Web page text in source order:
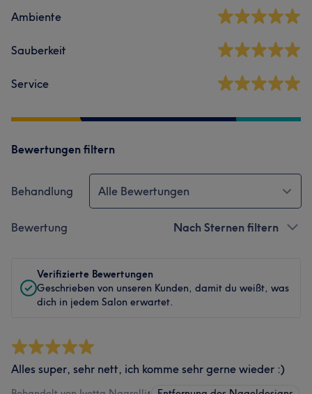
Ambiente
Sauberkeit
Service
Bewertungen filtern
Behandlung Alle Bewertungen
Bewertung Nach Sternen filtern
Verifizierte Bewertungen
Geschrieben von unseren Kunden, damit du weißt, was
dich in jedem Salon erwartet.
Alles super, sehr nett, ich komme sehr gerne wieder :)